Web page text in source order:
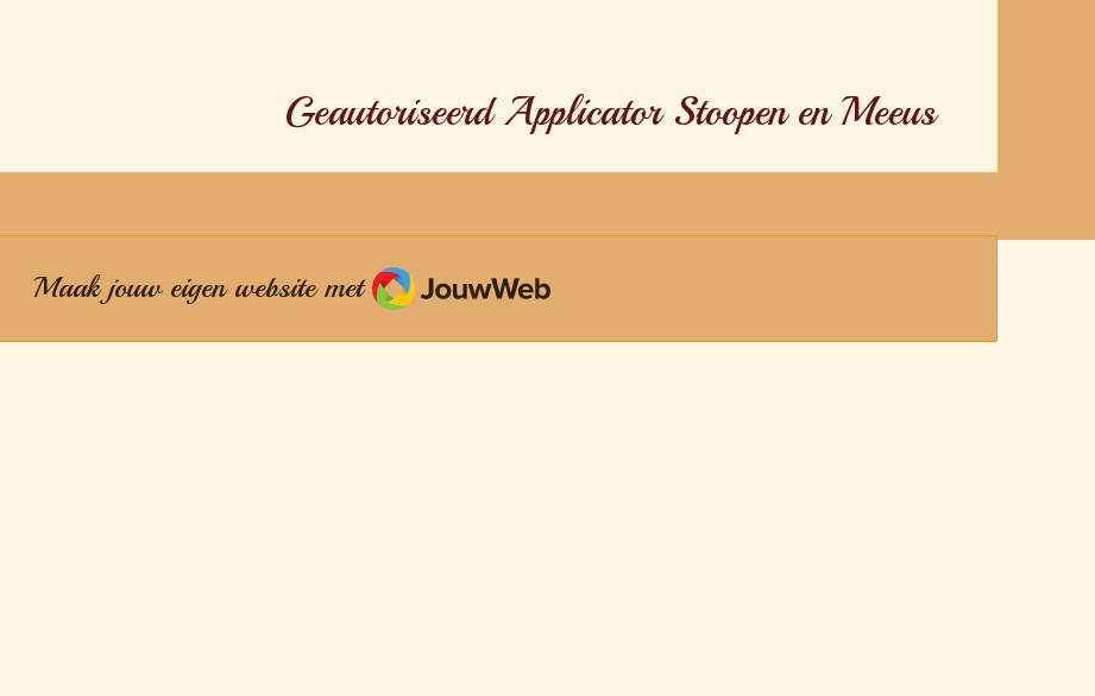
Applicator Stoopen en Meeus
Maak jouw eigen website met JouwWeb